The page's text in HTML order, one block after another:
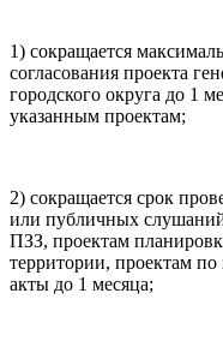
1) сокращается
согласования проекта
городского округа до 1
указанным проектам;
2) сокращается срок
или публичных
ПЗЗ, проектам
территории, проектам
акты до 1 месяца;